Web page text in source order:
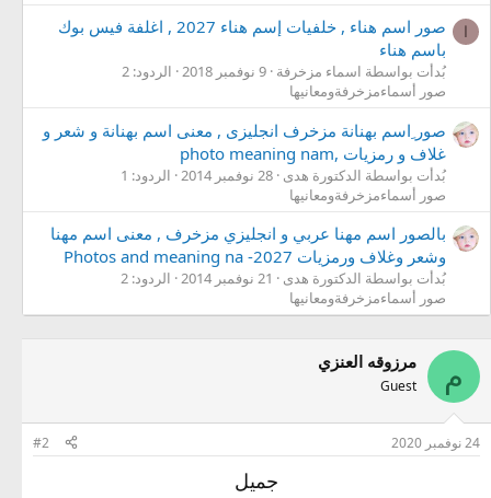
ا
صور اسم هناء , خلفيات إسم هناء 2027 , اغلفة فيس بوك
باسم هناء
بُدأت بواسطة اسماء مزخرفة 9 نوفمبر 2018
الردود: 2
صور أسماءمزخرفةومعانيها
صور ِاسم بهنانة مزخرف انجليزى , معنى اسم بهنانة و شعر و
غلاف و رمزيات ,photo meaning nam
بُدأت بواسطة الدكتورة هدى 28 نوفمبر 2014
الردود: 1
صور أسماءمزخرفةومعانيها
بالصور اسم مهنا عربي و انجليزي مزخرف , معنى اسم مهنا
وشعر وغلاف ورمزيات 2027- Photos and meaning na
بُدأت بواسطة الدكتورة هدى 21 نوفمبر 2014
الردود: 2
صور أسماءمزخرفةومعانيها
م مرزوقه العنزي
Guest
24 نوفمبر 2020 #2
جميل